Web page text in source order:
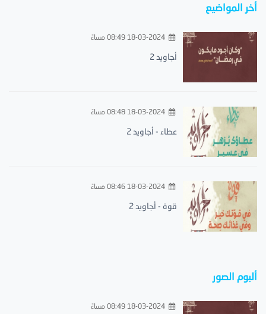
أخر المواضيع
18-03-2024 08:49 مساءً
أجاويد 2
18-03-2024 08:48 مساءً
عطاء - أجاويد 2
18-03-2024 08:46 مساءً
قوة - أجاويد 2
ألبوم الصور
18-03-2024 08:49 مساءً